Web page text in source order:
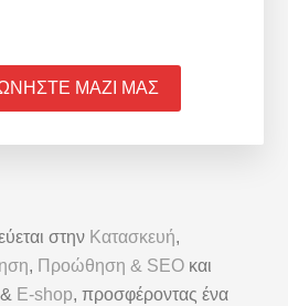
ΜΑΖΙ ΜΑΣ
στην Κατασκευή,
, Προώθηση & SEO και
& E-shop, προσφέροντας ένα